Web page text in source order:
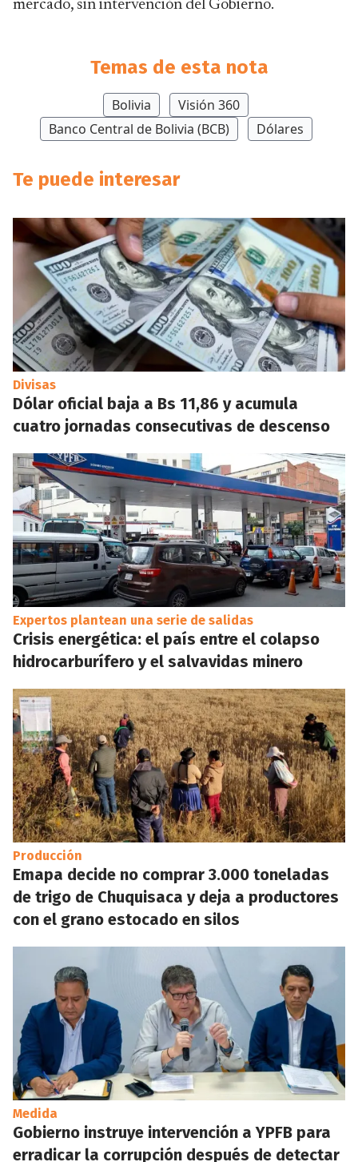
mercado, sin intervención del Gobierno.
Temas de esta nota
Bolivia
Visión 360
Banco Central de Bolivia (BCB)
Dólares
Te puede interesar
Divisas
Dólar oficial baja a Bs 11,86 y acumula
cuatro jornadas consecutivas de descenso
Expertos plantean una serie de salidas
Crisis energética: el país entre el colapso
hidrocarburífero y el salvavidas minero
Producción
Emapa decide no comprar 3.000 toneladas
de trigo de Chuquisaca y deja a productores
con el grano estocado en silos
Medida
Gobierno instruye intervención a YPFB para
erradicar la corrupción después de detectar